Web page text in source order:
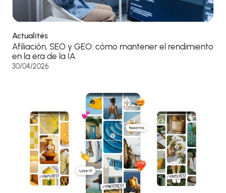
Actualités
Afiliación, SEO y GEO: cómo mantener el rendimiento
en la era de la IA
30/04/2026